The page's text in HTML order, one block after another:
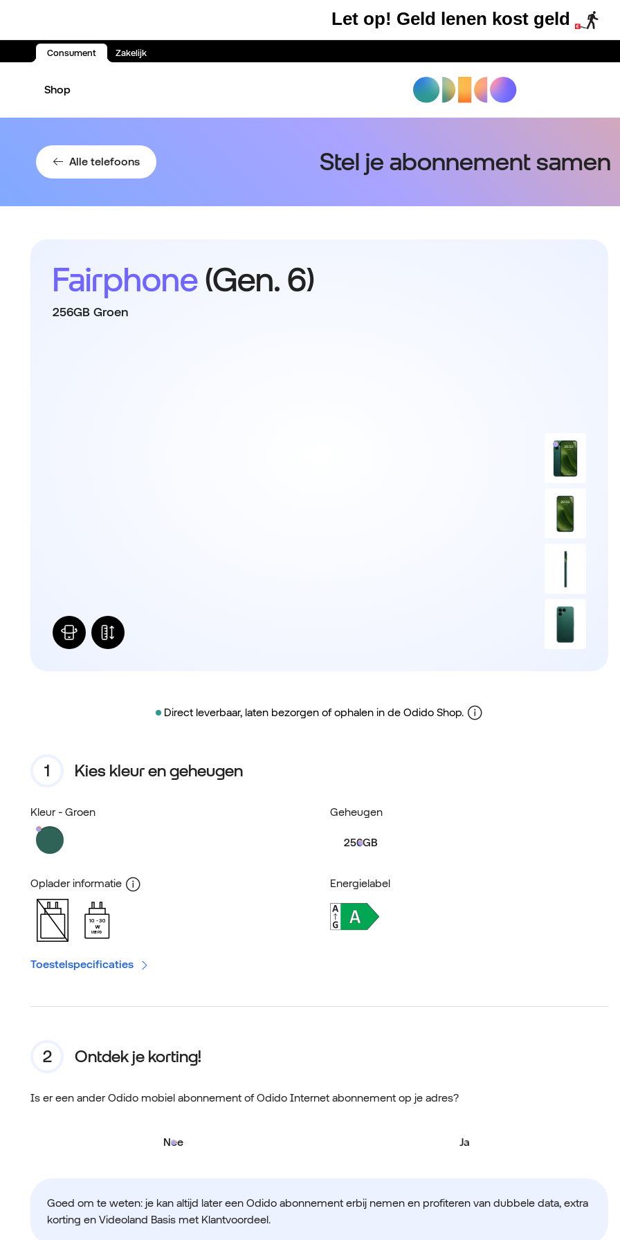
Let op! Geld lenen kost geld
Consument Zakelijk
Shop
Alle telefoons Stel je abonnement samen
Fairphone(Gen. 6)
256GB Groen
Direct leverbaar, laten bezorgen of ophalen in de Odido Shop.
Kies kleur en geheugen
Kleur - Groen Geheugen
256GB
Oplader informatie
10
30
W
USB PD
Energielabel
Toestelspecificaties
Ontdek je korting!
Is er een ander Odido mobiel abonnement of Odido Internet abonnement op je adres?
Nee Ja
Goed om te weten: je kan altijd later een Odido abonnement erbij nemen en profiteren van dubbele data, extra
korting en Videoland Basis met Klantvoordeel.